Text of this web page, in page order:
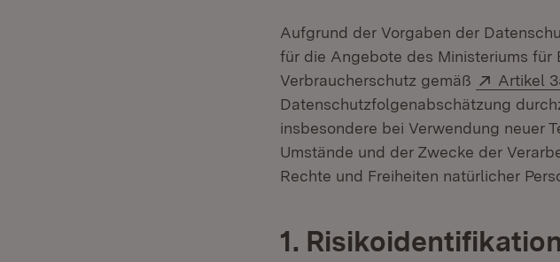
Aufgrund der Vorgaben der
für die Angebote des Ministeriums für
Verbraucherschutz gemäß
Extern:
Artikel
Datenschutzfolgenabschätzung
insbesondere bei Verwendung neuer
Umstände und der Zwecke der
Rechte und Freiheiten natürlicher
1. Risikoidentifikation